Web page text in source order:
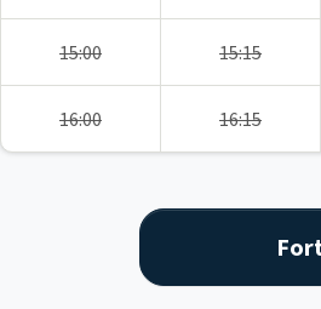
15:00 15:15
16:00 16:15